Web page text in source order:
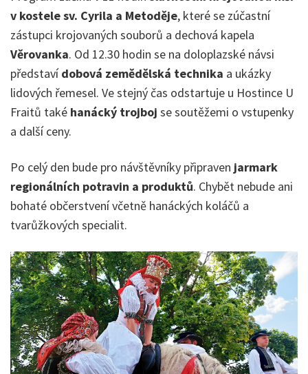
v kostele sv. Cyrila a Metoděje, které se zúčastní
zástupci krojovaných souborů a dechová kapela
Věrovanka. Od 12.30 hodin se na doloplazské návsi
představídobová zemědělská technika a ukázky
lidových řemesel. Ve stejný čas odstartuje u Hostince U
Fraitů také hanácký trojboj se soutěžemi o vstupenky
a další ceny.
Po celý den bude pro návštěvníky připraven jarmark
regionálních potravin a produktů. Chybět nebude ani
bohaté občerstvení včetně hanáckých koláčů a
tvarůžkových specialit.